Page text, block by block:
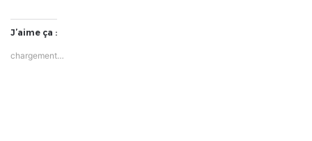
J’aime ça :
chargement…